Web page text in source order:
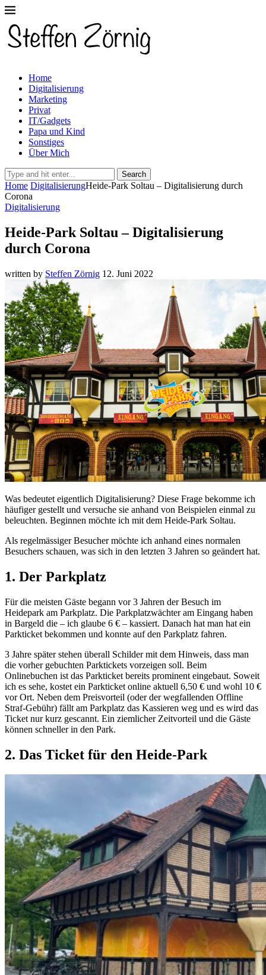
Home
Digitalisierung
Marketing
Privat
IT/Gadgets
Papa und Kind
Sonstiges
Über Mich
Search
Home DigitalisierungHeide-Park Soltau – Digitalisierung durch
Corona
Digitalisierung
Heide-Park Soltau – Digitalisierung
durch Corona
written by Steffen Zörnig 12. Juni 2022
Was bedeutet eigentlich Digitalisierung? Diese Frage bekomme ich
häufiger gestellt und versuche sie anhand von Beispielen einmal zu
beleuchten. Beginnen möchte ich mit dem Heide-Park Soltau.
Als regelmässiger Besucher möchte ich anhand eines normalen
Besuchers schauen, was sich in den letzten 3 Jahren so geändert hat.
1. Der Parkplatz
Für die meisten Gäste begann vor 3 Jahren der Besuch im
Heidepark am Parkplatz. Die Parkplatzwächter am Eingang haben
in Bargeld die – ich glaube 6 € – kassiert. Danach hat man hat ein
Parkticket bekommen und konnte auf den Parkplatz fahren.
3 Jahre später stehen überall Schilder mit dem Hinweis, dass man
die vorher gebuchten Parktickets vorzeigen soll. Beim
Onlinebuchen ist das Parkticket bereits prominent eingebaut. Soweit
ich es sehe, kostet ein Parkticket online aktuell 6,50 € und wohl 10 €
vor Ort. Neben dem Preisvorteil (oder der wegfallenden Offline
Straf-Gebühr) fällt am Parkplatz das Kassieren weg und es wird das
Ticket nur kurz gescannt. Ein ziemlicher Zeitvorteil und die Gäste
können schneller in den Park.
2. Das Ticket für den Heide-Park